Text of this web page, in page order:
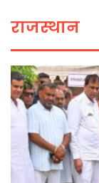
राजस्थान